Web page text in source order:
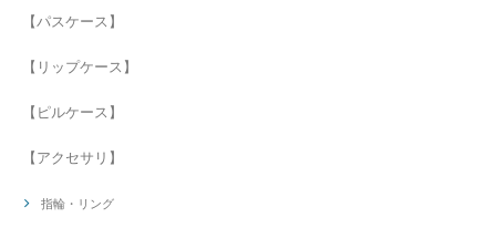
【パスケース】
【リップケース】
【ピルケース】
【アクセサリ】
指輪・リング